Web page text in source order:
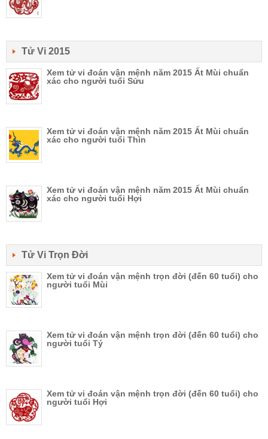
Tử Vi 2015
Xem tử vi đoán vận mệnh năm 2015 Ất Mùi chuẩn
xác cho người tuổi Sửu
Xem tử vi đoán vận mệnh năm 2015 Ất Mùi chuẩn
xác cho người tuổi Thìn
Xem tử vi đoán vận mệnh năm 2015 Ất Mùi chuẩn
xác cho người tuổi Hợi
Tử Vi Trọn Đời
Xem tử vi đoán vận mệnh trọn đời (đến 60 tuổi) cho
người tuổi Mùi
Xem tử vi đoán vận mệnh trọn đời (đến 60 tuổi) cho
người tuổi Tý
Xem tử vi đoán vận mệnh trọn đời (đến 60 tuổi) cho
người tuổi Hợi